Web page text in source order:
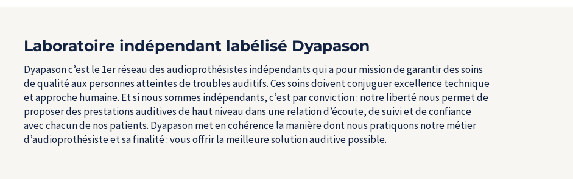
Laboratoire indépendant labélisé Dyapason
Dyapason c’est le 1erréseau des audioprothésistes indépendants qui a pour mission de garantir des soins
de qualité aux personnes atteintes de troubles auditifs. Ces soins doivent conjuguer excellence technique
et approche humaine. Et si nous sommes indépendants, c’est par conviction : notre liberté nous permet de
proposer des prestations auditives de haut niveau dans une relation d’écoute, de suivi et de confiance
avec chacun de nos patients. Dyapason met en cohérence la manière dont nous pratiquons notre métier
d’audioprothésiste et sa finalité : vous offrir la meilleure solution auditive possible.